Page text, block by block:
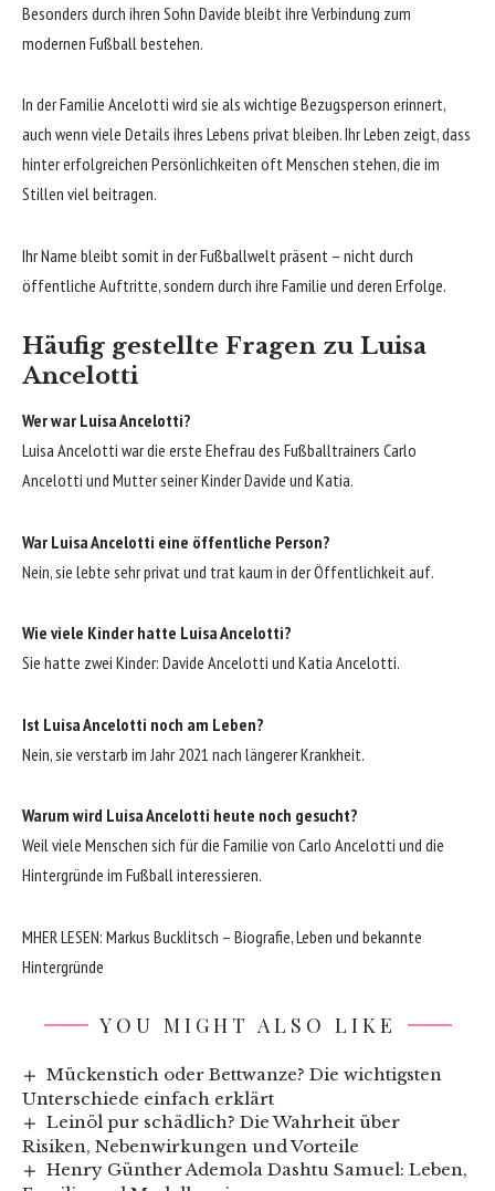
Besonders durch ihren Sohn Davide bleibt ihre Verbindung zum
modernen Fußball bestehen.
In der Familie Ancelotti wird sie als wichtige Bezugsperson erinnert,
auch wenn viele Details ihres Lebens privat bleiben. Ihr Leben zeigt, dass
hinter erfolgreichen Persönlichkeiten oft Menschen stehen, die im
Stillen viel beitragen.
Ihr Name bleibt somit in der Fußballwelt präsent – nicht durch
öffentliche Auftritte, sondern durch ihre Familie und deren Erfolge.
Häufig gestellte Fragen zu Luisa
Ancelotti
Wer war Luisa Ancelotti?
Luisa Ancelotti war die erste Ehefrau des Fußballtrainers Carlo
Ancelotti und Mutter seiner Kinder Davide und Katia.
War Luisa Ancelotti eine öffentliche Person?
Nein, sie lebte sehr privat und trat kaum in der Öffentlichkeit auf.
Wie viele Kinder hatte Luisa Ancelotti?
Sie hatte zwei Kinder: Davide Ancelotti und Katia Ancelotti.
Ist Luisa Ancelotti noch am Leben?
Nein, sie verstarb im Jahr 2021 nach längerer Krankheit.
Warum wird Luisa Ancelotti heute noch gesucht?
Weil viele Menschen sich für die Familie von Carlo Ancelotti und die
Hintergründe im Fußball interessieren.
MHER LESEN: Markus Bucklitsch – Biografie, Leben und bekannte
Hintergründe
YOU MIGHT ALSO LIKE
Mückenstich oder Bettwanze? Die wichtigsten
Unterschiede einfach erklärt
Leinöl pur schädlich? Die Wahrheit über
Risiken, Nebenwirkungen und Vorteile
Henry Günther Ademola Dashtu Samuel: Leben,